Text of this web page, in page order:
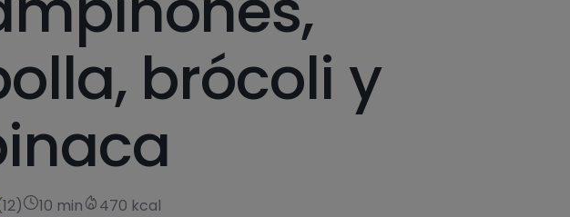
brócoli y
12) 10 min 470 kcal